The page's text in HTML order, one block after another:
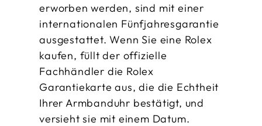
erworben werden, sind mit einer
internationalen Fünfjahres­garantie
ausgestattet. Wenn Sie eine Rolex
kaufen, füllt der offizielle
Fachhändler die Rolex
Garantiekarte aus, die die Echtheit
Ihrer Armbanduhr bestätigt, und
versieht sie mit einem Datum.